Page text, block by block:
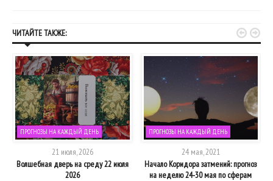
ЧИТАЙТЕ ТАКЖЕ:
ПРОГНОЗЫ НА КАЖДЫЙ ДЕНЬ
21 июля, 2026
Волшебная дверь на среду 22 июля
2026
ПРОГНОЗЫ НА КАЖДЫЙ ДЕНЬ
24 мая, 2021
Начало Коридора затмений: прогноз
на неделю 24-30 мая по сферам
 